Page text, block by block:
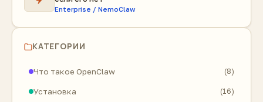
Enterprise / NemoClaw
КАТЕГОРИИ
Что такое OpenClaw (8)
Установка (16)